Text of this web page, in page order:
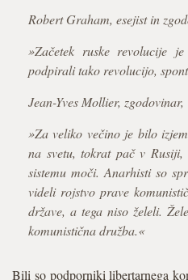
Robert Graham, esejist in
»Začetek ruske revolucije
podpirali tako revolucijo,
Jean-Yves Mollier,
»Za veliko večino je bilo
na svetu, tokrat pač v
sistemu moči. Anarhisti so
videli rojstvo prave
države, a tega niso želeli.
komunistična družba.«
Bili so podporniki libertarnega